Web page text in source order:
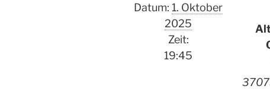
Datum: 1. Oktober
2025
Zeit:
19:45